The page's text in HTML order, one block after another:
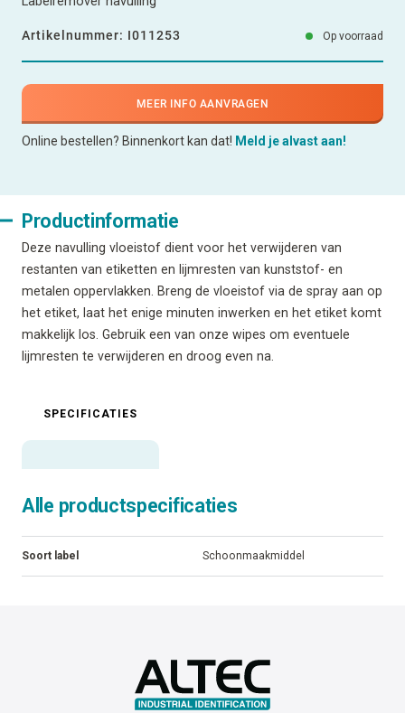
Artikelnummer: I011253 Op voorraad
MEER INFO AANVRAGEN
Online bestellen? Binnenkort kan dat! Meld je alvast aan!
Productinformatie
Deze navulling vloeistof dient voor het verwijderen van
restanten van etiketten en lijmresten van kunststof- en
metalen oppervlakken. Breng de vloeistof via de spray aan op
het etiket, laat het enige minuten inwerken en het etiket komt
makkelijk los. Gebruik een van onze wipes om eventuele
lijmresten te verwijderen en droog even na.
SPECIFICATIES
Alle productspecificaties
Soort label Schoonmaakmiddel